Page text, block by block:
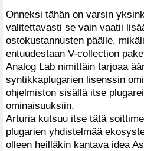
Onneksi tähän on varsin
valitettavasti se vain vaatii
ostokustannusten päälle,
entuudestaan V-collection
Analog Lab nimittäin tarjoaa
syntikkaplugarien lisenssin
ohjelmiston sisällä itse
ominaisuuksiin.
Arturia kutsuu itse tätä
plugarien yhdistelmää
olleen heilläkin kantava idea